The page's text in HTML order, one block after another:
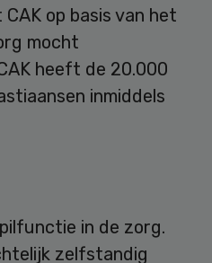
op basis van het
mocht
heeft de 20.000
inmiddels
in de zorg.
zelfstandig